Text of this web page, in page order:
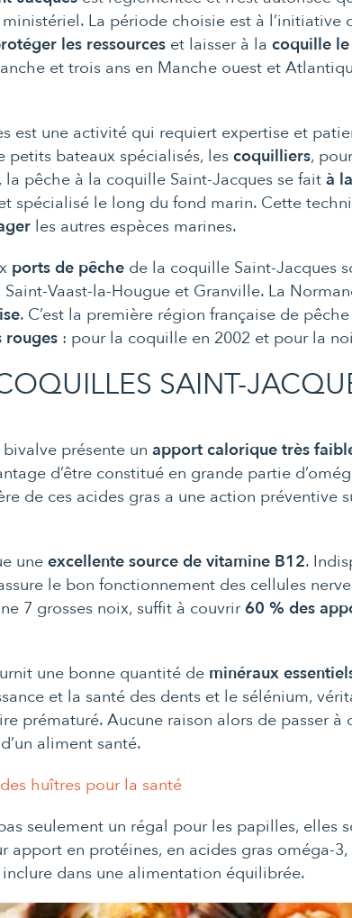
La période choisie est à l’initiative
les ressources et laisser à lacoquille
et trois ans en Manche ouest et
est une activité qui requiert expertise et
petits bateaux spécialisés, lescoquilliers,
pêche à la coquille Saint-Jacques se faità
spécialisé le long du fond marin. Cette
les autres espèces marines.
ports de pêche de la coquille Saint-Jacques
Saint-Vaast-la-Hougue et Granville. La
. C’est la première région française de
rouges : pour la coquille en 2002 et pour la
SAINT-
bivalve présente unapport calorique très
d’être constitué en grande partie
de ces acides gras a une action préventive
uneexcellente source de vitamine B12.
le bon fonctionnement des cellules
7 grosses noix, suffit à couvrir60 % des
une bonne quantité de minéraux
et la santé des dents et le sélénium,
prématuré. Aucune raison alors de passer à
aliment santé.
huîtres pour la santé
seulement un régal pour les papilles, elles
apport en protéines, en acides gras oméga-
dans une alimentation équilibrée.